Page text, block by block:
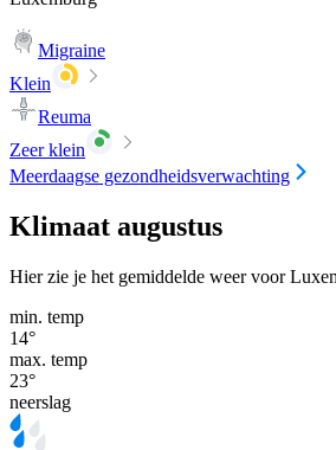
Migraine
Klein
Reuma
Zeer klein
Meerdaagse gezondheidsverwachting
Klimaat augustus
Hier zie je het gemiddelde weer voor
min. temp
14°
max. temp
23°
neerslag